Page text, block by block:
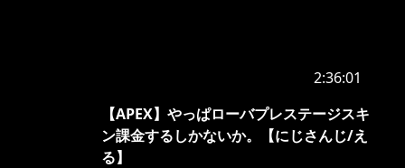
2:36:01
【APEX】やっぱローバプレステージスキ
ン課金するしかないか。【にじさんじ/え
る】